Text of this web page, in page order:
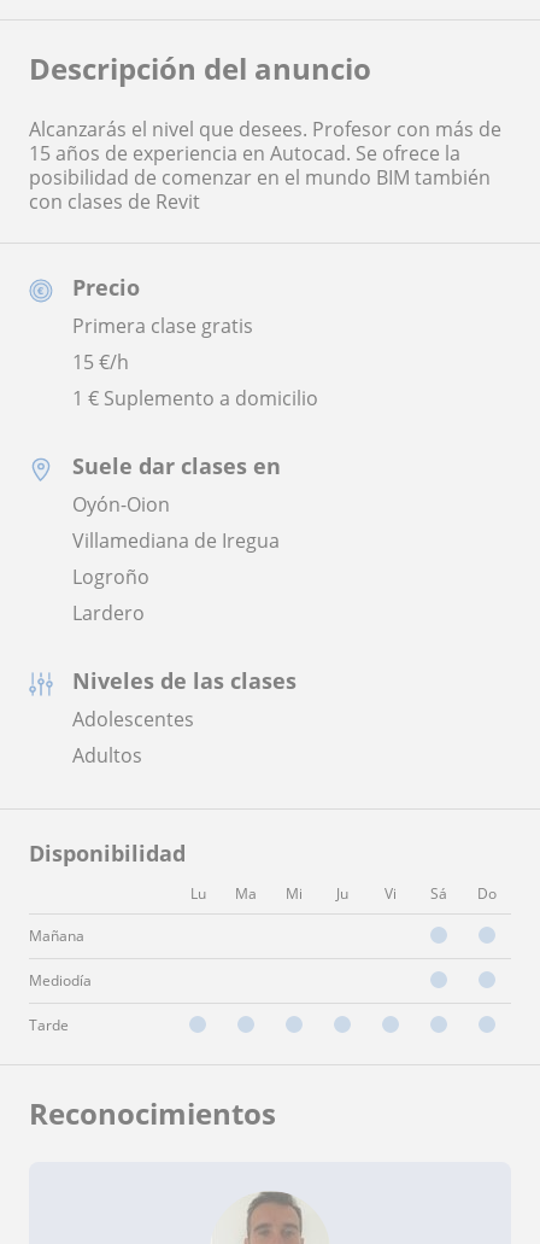
Precio
Primera clase gratis
15€/h
1 € Suplemento a domicilio
Suele dar clases en
Oyón-Oion
Villamediana de Iregua
Logroño
Lardero
Niveles de las clases
Adolescentes
Adultos
Disponibilidad
Lu Ma Mi Ju Vi Sá Do
Mañana
Mediodía
Tarde
Descripción del anuncio
Alcanzarás el nivel que desees. Profesor con más de
15 años de experiencia en Autocad. Se ofrece la
posibilidad de comenzar en el mundo BIM también
con clases de Revit
Reconocimientos